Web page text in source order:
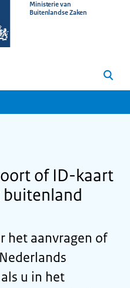
Ministerie van
Buitenlandse Zaken
Zoeken
of ID-kaart
het aanvragen of
u in het